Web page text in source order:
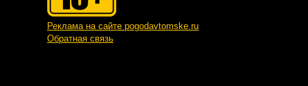
Реклама на сайте pogodavtomske.ru
Обратная связь